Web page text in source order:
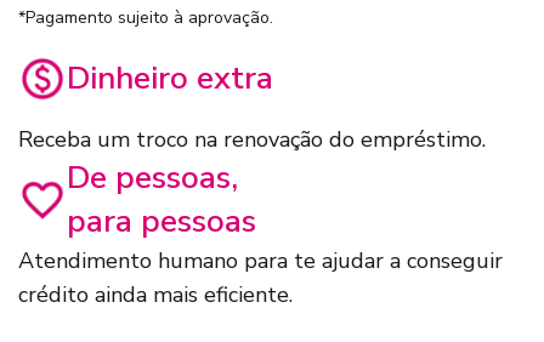
*Pagamento sujeito à aprovação.
Dinheiro extra
Receba um troco na renovação do empréstimo.
De pessoas,
para pessoas
Atendimento humano para te ajudar a conseguir
crédito ainda mais eficiente.